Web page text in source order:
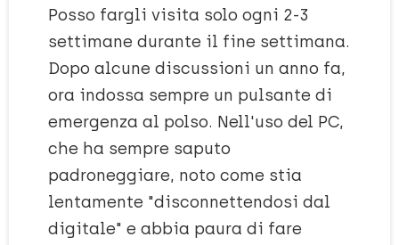
Posso fargli visita solo ogni 2-3
settimane durante il fine settimana.
Dopo alcune discussioni un anno fa,
ora indossa sempre un pulsante di
emergenza al polso. Nell'uso del PC,
che ha sempre saputo
padroneggiare, noto come stia
lentamente "disconnettendosi dal
digitale" e abbia paura di fare